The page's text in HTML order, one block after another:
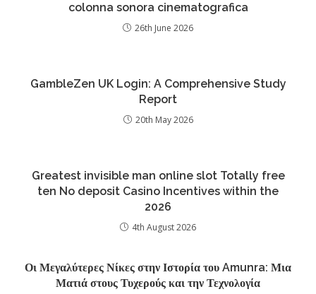
colonna sonora cinematografica
26th June 2026
GambleZen UK Login: A Comprehensive Study
Report
20th May 2026
Greatest invisible man online slot Totally free
ten No deposit Casino Incentives within the
2026
4th August 2026
Οι Μεγαλύτερες Νίκες στην Ιστορία του Amunra: Μια
Ματιά στους Τυχερούς και την Τεχνολογία